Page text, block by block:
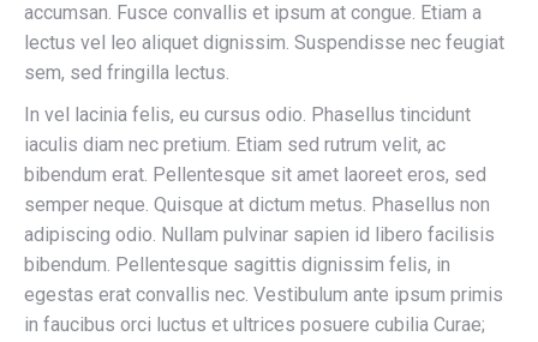
accumsan. Fusce convallis et ipsum at congue. Etiam a
lectus vel leo aliquet dignissim. Suspendisse nec feugiat
sem, sed fringilla lectus.
In vel lacinia felis, eu cursus odio. Phasellus tincidunt
iaculis diam nec pretium. Etiam sed rutrum velit, ac
bibendum erat. Pellentesque sit amet laoreet eros, sed
semper neque. Quisque at dictum metus. Phasellus non
adipiscing odio. Nullam pulvinar sapien id libero facilisis
bibendum. Pellentesque sagittis dignissim felis, in
egestas erat convallis nec. Vestibulum ante ipsum primis
in faucibus orci luctus et ultrices posuere cubilia Curae;